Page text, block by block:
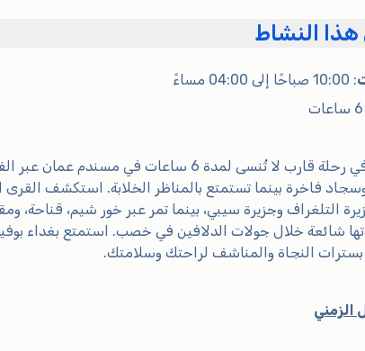
النشاط
: 10:00 صباحًا إلى 04:00 مساءً
انطلق في رحلة قارب لا تُنسى لمدة 6 ساعات
فاخرة بينما تستمتع بالمناظر الخلابة. استكشف
التلغراف وجزيرة سيبي، بينما تمر عبر خور شيم، قناحة،
شائعة خلال جولات الدلافين في خصب. استمتع بغداء
بسترات النجاة والمناشف لراحتك وسلامتك.
الزمني